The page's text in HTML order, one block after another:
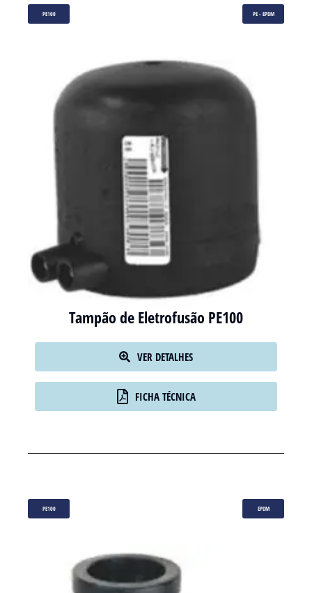
PE100 PE - EPDM
Tampão de Eletrofusão PE100
VER DETALHES
FICHA TÉCNICA
PE100 EPDM